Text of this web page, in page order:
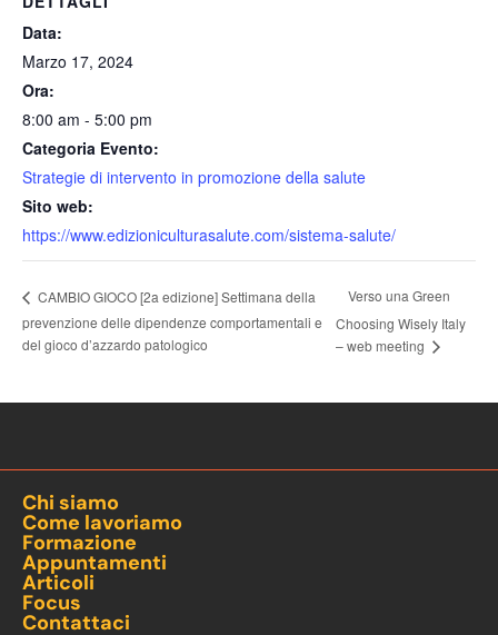
Data:
Marzo 17, 2024
Ora:
8:00 am - 5:00 pm
Categoria Evento:
Strategie di intervento in promozione della salute
Sito web:
https://www.edizioniculturasalute.com/sistema-salute/
CAMBIO GIOCO [2a edizione] Settimana della
prevenzione delle dipendenze comportamentali e
del gioco d’azzardo patologico
Verso una Green
Choosing Wisely Italy
– web meeting
Chi siamo
Come lavoriamo
Formazione
Appuntamenti
Articoli
Focus
Contattaci